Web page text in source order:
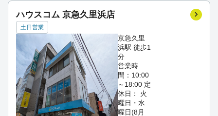
ハウスコム 京急久里浜店
土日営業
京急久里
浜駅 徒歩1
分
営業時
間：10:00
～18:00 定
休日： 火
曜日・水
曜日(8月